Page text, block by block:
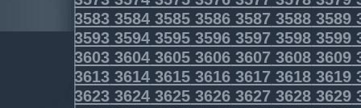
3583 3584 3585 3586 3587 3588 3589
3593 3594 3595 3596 3597 3598 3599
3603 3604 3605 3606 3607 3608 3609
3613 3614 3615 3616 3617 3618 3619
3623 3624 3625 3626 3627 3628 3629